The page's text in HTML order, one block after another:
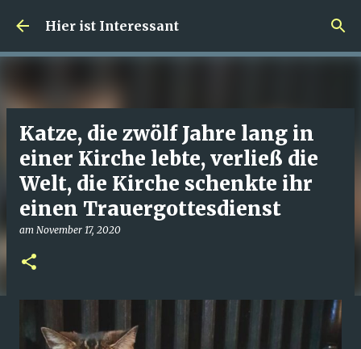
Direkt zum Hauptbereich
Hier ist Interessant
Katze, die zwölf Jahre lang in
einer Kirche lebte, verließ die
Welt, die Kirche schenkte ihr
einen Trauergottesdienst
am November 17, 2020